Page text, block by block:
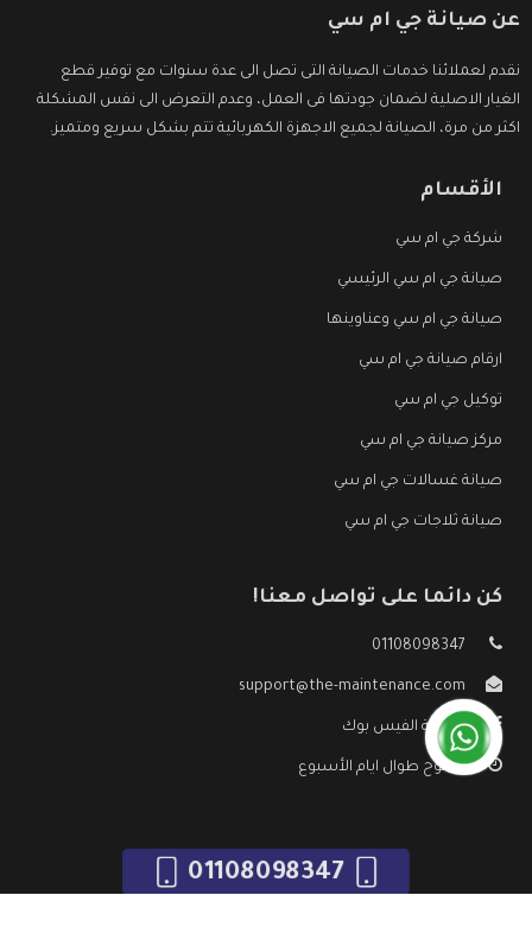
عن صيانة جي ام سي
نقدم لعملائنا خدمات الصيانة التى تصل الى عدة سنوات مع توفير قطع
الغيار الاصلية لضمان جودتها فى العمل، وعدم التعرض الى نفس المشكلة
اكثر من مرة، الصيانة لجميع الاجهزة الكهربائية تتم بشكل سريع ومتميز.
الأقسام
شركة جي ام سي
صيانة جي ام سي الرئيسي
صيانة جي ام سي وعناوينها
ارقام صيانة جي ام سي
توكيل جي ام سي
مركز صيانة جي ام سي
صيانة غسالات جي ام سي
صيانة ثلاجات جي ام سي
كن دائما على تواصل معنا!
01108098347
support@the-maintenance.com
صفحة الفيس بوك
مفتوح طوال ايام الأسبوع
01108098347